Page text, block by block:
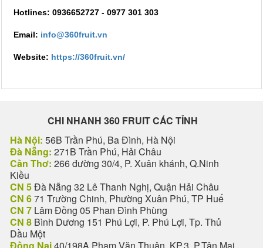
Hotlines: 0936652727 - 0977 301 303
Email: info@360fruit.vn
Website: https://360fruit.vn/
CHI NHANH 360 FRUIT CÁC TỈNH
Hà Nội: 56B Trần Phú, Ba Đình, Hà Nội
Đà Nẵng: 271B Trần Phú, Hải Châu
Cần Thơ: 266 đường 30/4, P. Xuân khánh, Q.Ninh
Kiều
CN 5Đà Nẵng 32 Lê Thanh Nghị, Quận Hải Châu
CN 671 Trường Chinh, Phường Xuân Phú, TP Huế
CN 7 Lâm Đồng 05 Phan Đình Phùng
CN 8 Bình Dương 151 Phú Lợi, P. Phú Lợi, Tp. Thủ
Dầu Một